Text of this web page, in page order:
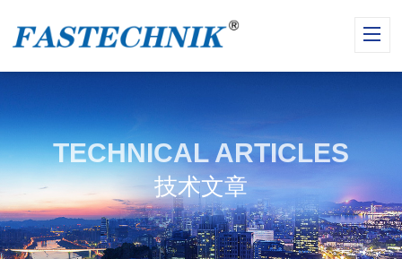
TECHNICAL ARTICLES
技术文章